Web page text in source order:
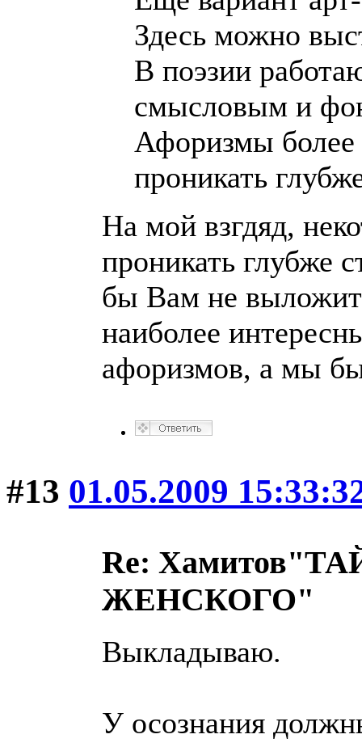
Здесь можно
В поэзии
смысловым и
Афоризмы более
проникать
На мой взгдяд,
проникать глубже
бы Вам не
наиболее
афоризмов, а мы
#13 01.05.2009
Re:
ЖЕНСКОГО"
Выкладываю.
У осознания